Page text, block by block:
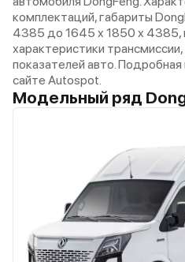
комплектаций, габариты
4385 до 1645 x 1850 x 4385,
характеристики
показателей авто.
сайте Autospot.
Модельный ряд